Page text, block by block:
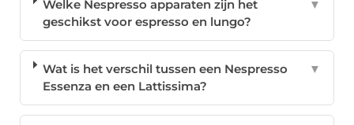
Welke Nespresso apparaten zijn het
geschikst voor espresso en lungo?
▼
Wat is het verschil tussen een Nespresso
Essenza en een Lattissima?
▼